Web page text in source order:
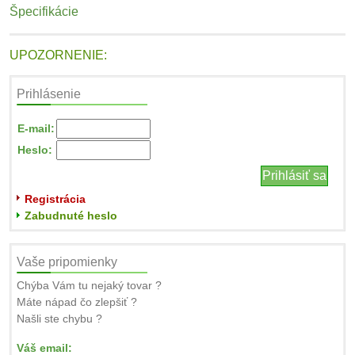
Špecifikácie
UPOZORNENIE:
Prihlásenie
E-mail:
Heslo:
Registrácia
Zabudnuté heslo
Vaše pripomienky
Chýba Vám tu nejaký tovar ?
Máte nápad čo zlepšiť ?
Našli ste chybu ?
Váš email: